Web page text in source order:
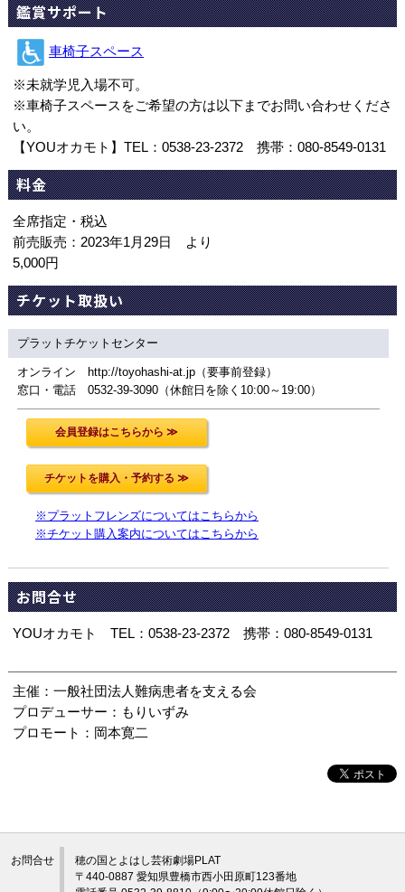
鑑賞サポート
車椅子スペース
※未就学児入場不可。
※車椅子スペースをご希望の方は以下までお問い合わせくださ
い。
【YOUオカモト】TEL：0538-23-2372 携帯：080-8549-0131
料金
全席指定・税込
前売販売：2023年1月29日 より
5,000円
チケット取扱い
プラットチケットセンター
オンライン http://toyohashi-at.jp（要事前登録）
窓口・電話 0532-39-3090（休館日を除く10:00～19:00）
※プラットフレンズについてはこちらから
※チケット購入案内についてはこちらから
お問合せ
YOUオカモト TEL：0538-23-2372 携帯：080-8549-0131
主催：一般社団法人難病患者を支える会
プロデューサー：もりいずみ
プロモート：岡本寛二
お問合せ
穂の国とよはし芸術劇場PLAT
〒440-0887 愛知県豊橋市西小田原町123番地